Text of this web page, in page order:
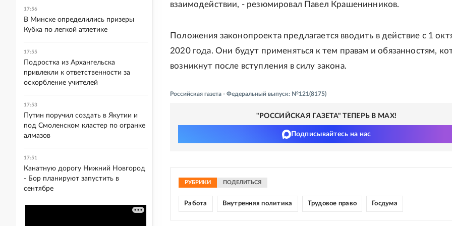
взаимодействии, - резюмировал Павел Крашенинников.
Положения законопроекта предлагается вводить в действие с 1
2020 года. Они будут применяться к тем правам и обязанностям,
возникнут после вступления в силу закона.
Российская газета - Федеральный выпуск: №121(8175)
"РОССИЙСКАЯ ГАЗЕТА" ТЕПЕРЬ В MAX!
Подписывайтесь на нас
РУБРИКИ ПОДЕЛИТЬСЯ
Работа Внутренняя политика Трудовое право Госдума
17:56
В Минске определились призеры
Кубка по легкой атлетике
17:55
Подростка из Архангельска
привлекли к ответственности за
оскорбление учителей
17:53
Путин поручил создать в Якутии и
под Смоленском кластер по огранке
алмазов
17:51
Канатную дорогу Нижний Новгород
- Бор планируют запустить в
сентябре